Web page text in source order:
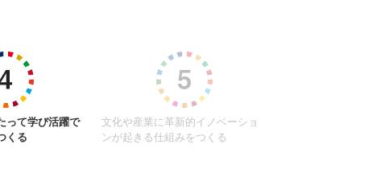
って学び活躍で
くる
文化や産業に革新的イノベーショ
ンが起きる仕組みをつくる